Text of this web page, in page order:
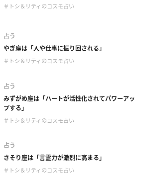
＃トシ＆リティのコスモ占い
占う
やぎ座は「人や仕事に振り回される」
＃トシ＆リティのコスモ占い
占う
みずがめ座は「ハートが活性化されてパワーアッ
プする」
＃トシ＆リティのコスモ占い
占う
さそり座は「言霊力が激烈に高まる」
＃トシ＆リティのコスモ占い